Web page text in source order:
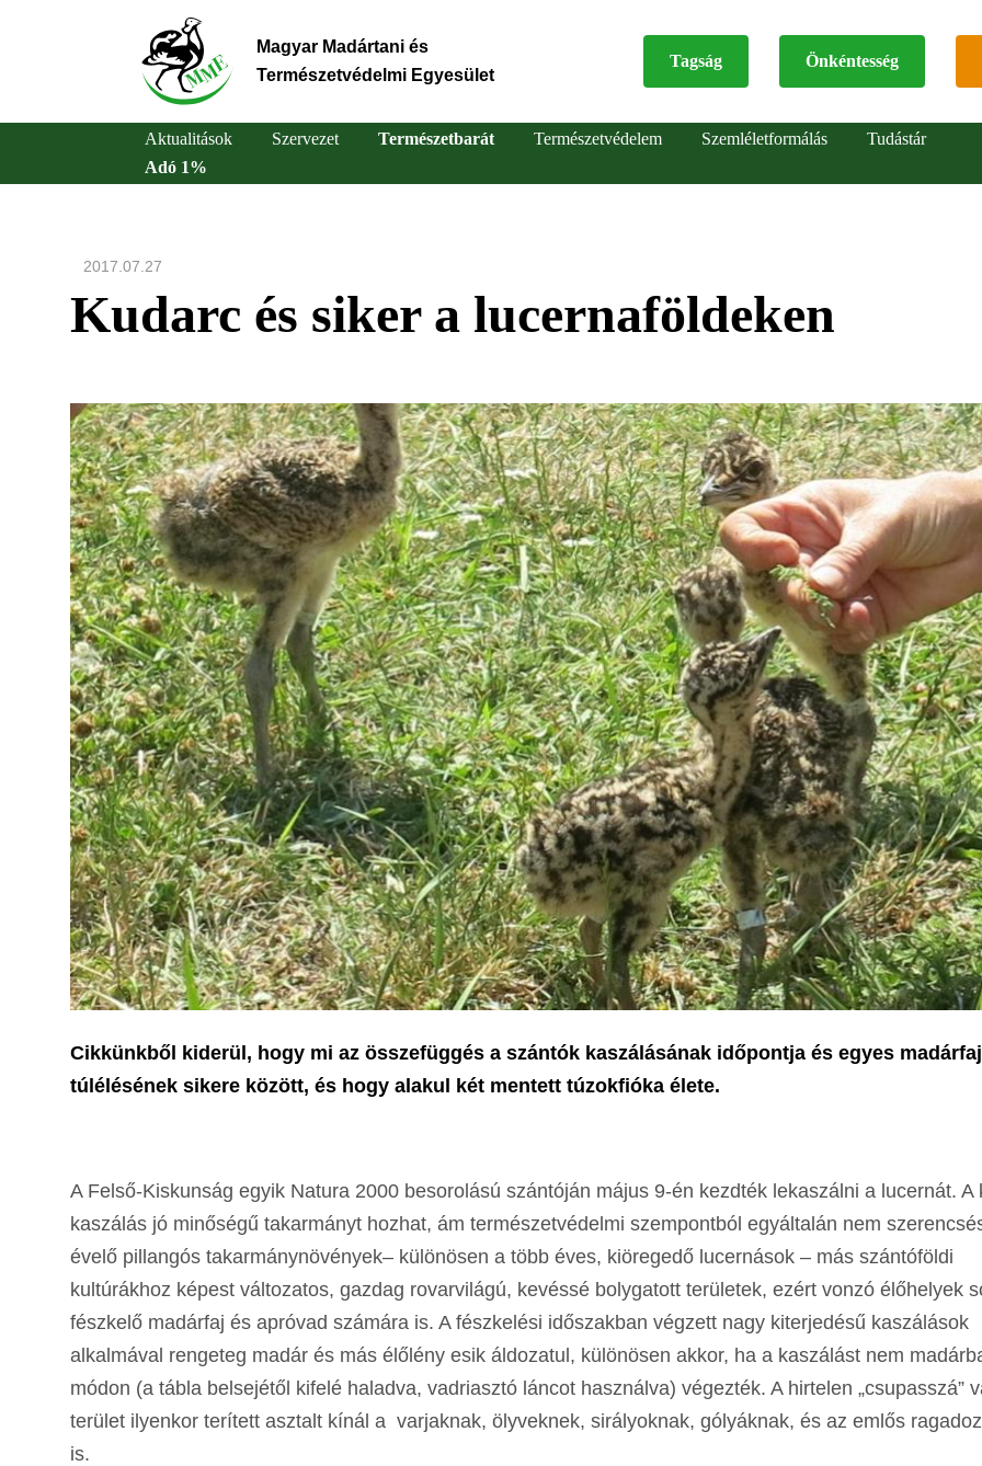
Magyar Madártani és
Természetvédelmi Egyesület
Top
Tagság Önkéntesség
Main
navigation
Aktualitások Szervezet Természetbarát Természetvédelem Szemléletformálás
Tudástár
Adó 1%
2017.07.27
Kudarc és siker a lucernaföldeken
Cikkünkből kiderül, hogy mi az összefüggés a szántók kaszálásának időpontja és egyes
túlélésének sikere között, és hogy alakul két mentett túzokfióka élete.
A Felső-Kiskunság egyik Natura 2000 besorolású szántóján május 9-én kezdték lekaszálni a lucernát. A
kaszálás jó minőségű takarmányt hozhat, ám természetvédelmi szempontból egyáltalán nem
évelő pillangós takarmánynövények– különösen a több éves, kiöregedő lucernások – más szántóföldi
kultúrákhoz képest változatos, gazdag rovarvilágú, kevéssé bolygatott területek, ezért vonzó élőhelyek
fészkelő madárfaj és apróvad számára is. A fészkelési időszakban végzett nagy kiterjedésű kaszálások
alkalmával rengeteg madár és más élőlény esik áldozatul, különösen akkor, ha a kaszálást nem
módon (a tábla belsejétől kifelé haladva, vadriasztó láncot használva) végezték. A hirtelen „csupasszá”
terület ilyenkor terített asztalt kínál a varjaknak, ölyveknek, sirályoknak, gólyáknak, és az emlős
is.